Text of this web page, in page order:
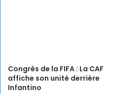
Congrès de la FIFA : La CAF
affiche son unité derrière
Infantino